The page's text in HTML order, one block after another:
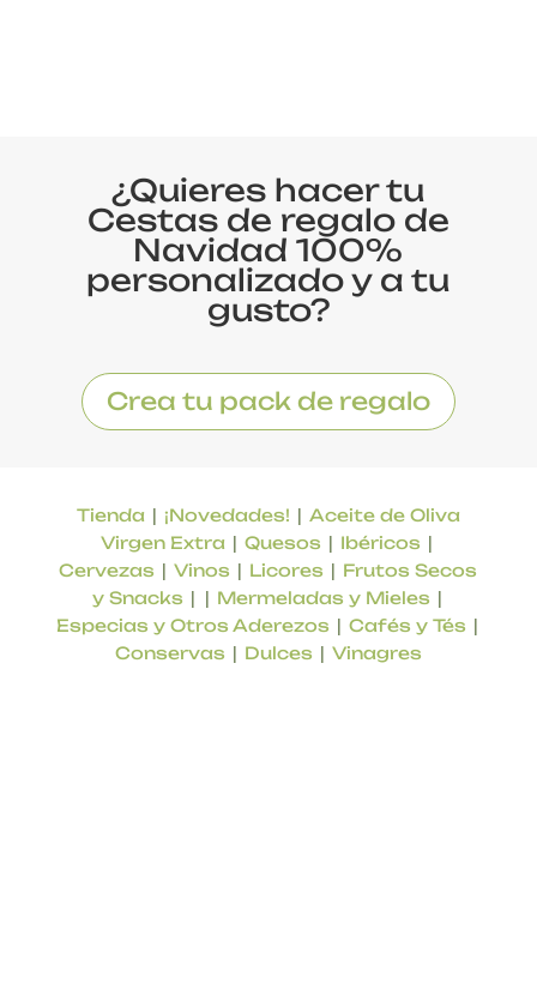
¿Quieres hacer tu
Cestas de regalo de
Navidad 100%
personalizado y a tu
gusto?
Crea tu pack de regalo
Tienda| ¡Novedades! | Aceite de Oliva
Virgen Extra |Quesos | Ibéricos |
Cervezas |Vinos | Licores | Frutos Secos
y Snacks | | Mermeladas y Mieles |
Especias y Otros Aderezos | Cafés y Tés |
Conservas | Dulces | Vinagres